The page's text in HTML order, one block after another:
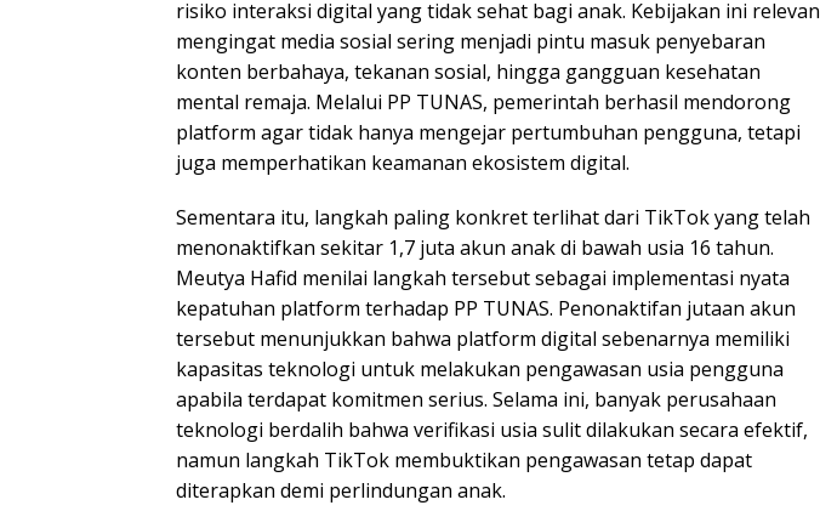
risiko interaksi digital yang tidak sehat bagi anak. Kebijakan ini relevan
mengingat media sosial sering menjadi pintu masuk penyebaran
konten berbahaya, tekanan sosial, hingga gangguan kesehatan
mental remaja. Melalui PP TUNAS, pemerintah berhasil mendorong
platform agar tidak hanya mengejar pertumbuhan pengguna, tetapi
juga memperhatikan keamanan ekosistem digital.
Sementara itu, langkah paling konkret terlihat dari TikTok yang telah
menonaktifkan sekitar 1,7 juta akun anak di bawah usia 16 tahun.
Meutya Hafid menilai langkah tersebut sebagai implementasi nyata
kepatuhan platform terhadap PP TUNAS. Penonaktifan jutaan akun
tersebut menunjukkan bahwa platform digital sebenarnya memiliki
kapasitas teknologi untuk melakukan pengawasan usia pengguna
apabila terdapat komitmen serius. Selama ini, banyak perusahaan
teknologi berdalih bahwa verifikasi usia sulit dilakukan secara efektif,
namun langkah TikTok membuktikan pengawasan tetap dapat
diterapkan demi perlindungan anak.